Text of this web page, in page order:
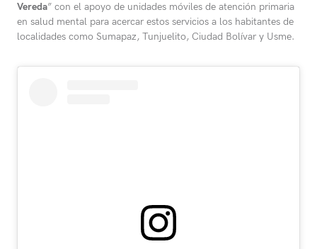
Vereda” con el apoyo de unidades móviles de atención primaria
en salud mental para acercar estos servicios a los habitantes de
localidades como Sumapaz, Tunjuelito, Ciudad Bolívar y Usme.